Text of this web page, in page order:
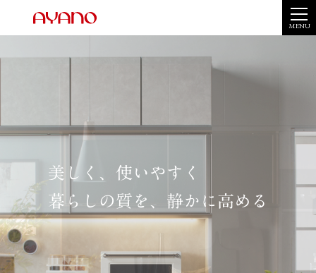
MENU
美しく、使いやすく
暮らしの質を、静かに高める